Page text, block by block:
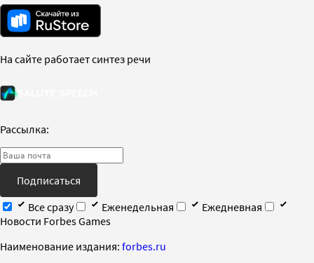
На сайте работает синтез речи
Рассылка:
Подписаться
Все сразу
Еженедельная
Ежедневная
Новости Forbes Games
Наименование издания: forbes.ru